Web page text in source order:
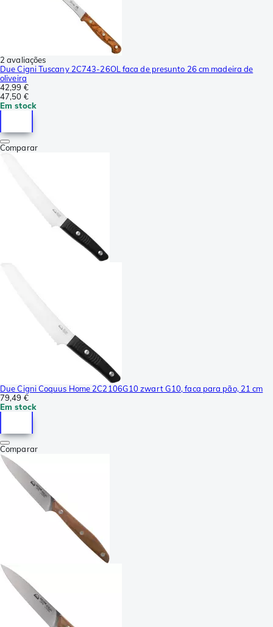
2 avaliações
Due Cigni Tuscany 2C743-26OL faca de presunto 26 cm madeira de
oliveira
42,99 €
47,50 €
Em stock
Comparar
Due Cigni Coquus Home 2C2106G10 zwart G10, faca para pão, 21 cm
79,49 €
Em stock
Comparar